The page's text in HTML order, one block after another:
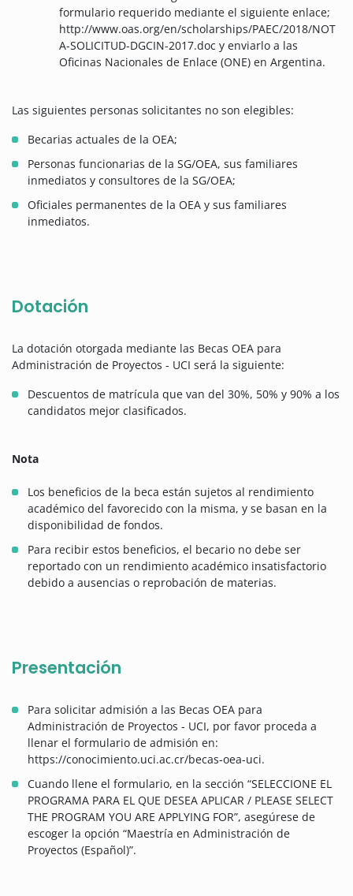
formulario requerido mediante el siguiente enlace;
http://www.oas.org/en/scholarships/PAEC/2018/NOT
A-SOLICITUD-DGCIN-2017.doc y enviarlo a las
Oficinas Nacionales de Enlace (ONE) en Argentina.
Las siguientes personas solicitantes no son elegibles:
Becarias actuales de la OEA;
Personas funcionarias de la SG/OEA, sus familiares
inmediatos y consultores de la SG/OEA;
Oficiales permanentes de la OEA y sus familiares
inmediatos.
Dotación
La dotación otorgada mediante las Becas OEA para
Administración de Proyectos - UCI será la siguiente:
Descuentos de matrícula que van del 30%, 50% y 90% a los
candidatos mejor clasificados.
Nota
Los beneficios de la beca están sujetos al rendimiento
académico del favorecido con la misma, y se basan en la
disponibilidad de fondos.
Para recibir estos beneficios, el becario no debe ser
reportado con un rendimiento académico insatisfactorio
debido a ausencias o reprobación de materias.
Presentación
Para solicitar admisión a las Becas OEA para
Administración de Proyectos - UCI, por favor proceda a
llenar el formulario de admisión en:
https://conocimiento.uci.ac.cr/becas-oea-uci.
Cuando llene el formulario, en la sección “SELECCIONE EL
PROGRAMA PARA EL QUE DESEA APLICAR / PLEASE SELECT
THE PROGRAM YOU ARE APPLYING FOR”, asegúrese de
escoger la opción “Maestría en Administración de
Proyectos (Español)”.